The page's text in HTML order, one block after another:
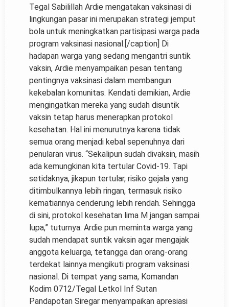
Tegal Sabilillah Ardie mengatakan vaksinasi di
lingkungan pasar ini merupakan strategi jemput
bola untuk meningkatkan partisipasi warga pada
program vaksinasi nasional.[/caption] Di
hadapan warga yang sedang mengantri suntik
vaksin, Ardie menyampaikan pesan tentang
pentingnya vaksinasi dalam membangun
kekebalan komunitas. Kendati demikian, Ardie
mengingatkan mereka yang sudah disuntik
vaksin tetap harus menerapkan protokol
kesehatan. Hal ini menurutnya karena tidak
semua orang menjadi kebal sepenuhnya dari
penularan virus. “Sekalipun sudah divaksin, masih
ada kemungkinan kita tertular Covid-19. Tapi
setidaknya, jikapun tertular, risiko gejala yang
ditimbulkannya lebih ringan, termasuk risiko
kematiannya cenderung lebih rendah. Sehingga
di sini, protokol kesehatan lima M jangan sampai
lupa,” tuturnya. Ardie pun meminta warga yang
sudah mendapat suntik vaksin agar mengajak
anggota keluarga, tetangga dan orang-orang
terdekat lainnya mengikuti program vaksinasi
nasional. Di tempat yang sama, Komandan
Kodim 0712/Tegal Letkol Inf Sutan
Pandapotan Siregar menyampaikan apresiasi